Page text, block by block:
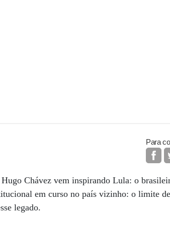
Para
Chávez vem inspirando Lula: o
em curso no país vizinho: o limite
legado.